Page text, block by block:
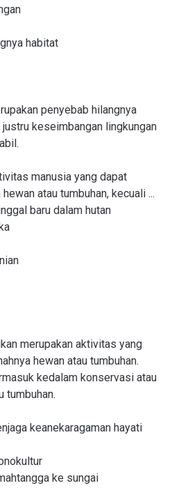
habitat
penyebab hilangnya
justru keseimbangan lingkungan
manusia yang dapat
atau tumbuhan, kecuali ...
baru dalam hutan
merupakan aktivitas yang
hewan atau tumbuhan.
kedalam konservasi atau
tumbuhan.
keanekaragaman hayati
ke sungai